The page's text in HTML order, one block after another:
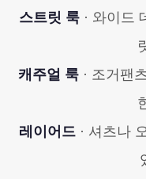
스트릿 룩· 와이드
캐주얼 룩 · 조거팬
레이어드· 셔츠나